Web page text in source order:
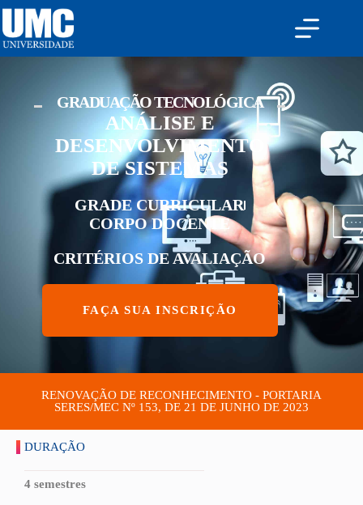
GRADUAÇÃO TECNOLÓGICA
ANÁLISE E
DESENVOLVIMENTO
DE SISTEMAS
GRADE CURRICULAR
CORPO DOCENTE
CRITÉRIOS DE AVALIAÇÃO
FAÇA SUA INSCRIÇÃO
RENOVAÇÃO DE RECONHECIMENTO - PORTARIA
SERES/MEC Nº 153, DE 21 DE JUNHO DE 2023
DURAÇÃO
4 semestres